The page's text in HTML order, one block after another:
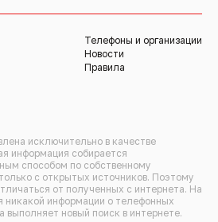
Телефоны и организации
Новости
Правила
исключительно в качестве
информация собирается
способом по собственному
с открытых источников. Поэтому
от полученных с интернета. На
никакой информации о телефонных
выполняет новый поиск в интернете.